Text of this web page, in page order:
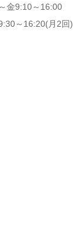
金9:10～16:00
16:20(月2回)